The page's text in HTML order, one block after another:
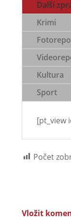
Další
Krimi
Kultura
Sport
[pt_view
Počet
Vložit